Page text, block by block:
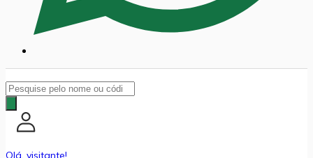
Pesquisar
produtos
Olá, visitante!